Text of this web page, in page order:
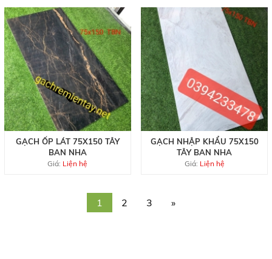
GẠCH ỐP LÁT 75X150 TÂY
BAN NHA
Giá: Liện hệ
GẠCH NHẬP KHẨU 75X150
TÂY BAN NHA
Giá: Liện hệ
1 2 3 »